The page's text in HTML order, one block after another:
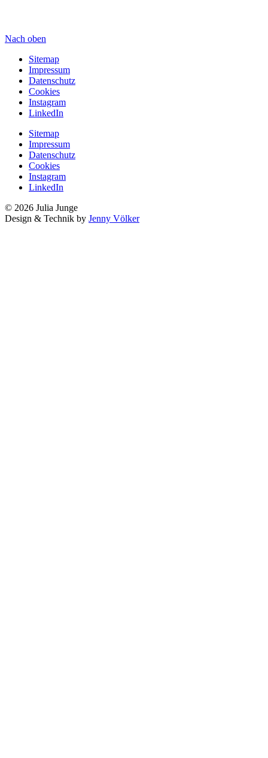
Nach oben
Sitemap
Impressum
Datenschutz
Cookies
Instagram
LinkedIn
Sitemap
Impressum
Datenschutz
Cookies
Instagram
LinkedIn
© 2026 Julia Junge
Design & Technik by Jenny Völker